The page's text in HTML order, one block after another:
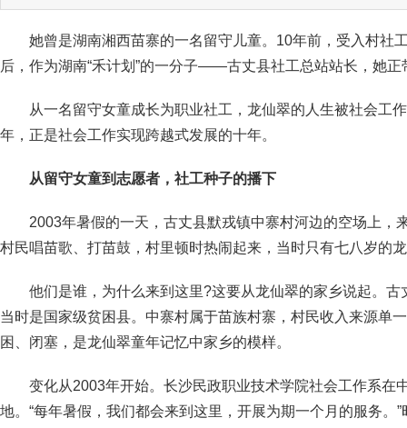
她曾是湖南湘西苗寨的一名留守儿童。10年前，受入村社
后，作为湖南“禾计划”的一分子——古丈县社工总站站长，她正
从一名留守女童成长为职业社工，龙仙翠的人生被社会工
年，正是社会工作实现跨越式发展的十年。
从留守女童到志愿者，社工种子的播下
2003年暑假的一天，古丈县默戎镇中寨村河边的空场上，
村民唱苗歌、打苗鼓，村里顿时热闹起来，当时只有七八岁的
他们是谁，为什么来到这里?这要从龙仙翠的家乡说起。
当时是国家级贫困县。中寨村属于苗族村寨，村民收入来源单
困、闭塞，是龙仙翠童年记忆中家乡的模样。
变化从2003年开始。长沙民政职业技术学院社会工作系在
地。“每年暑假，我们都会来到这里，开展为期一个月的服务。